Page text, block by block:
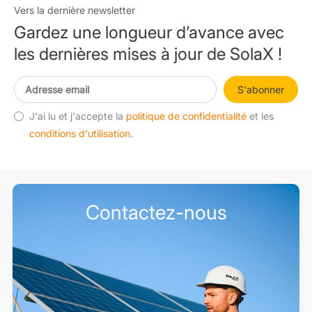
Vers la dernière newsletter
Gardez une longueur d’avance avec
les dernières mises à jour de SolaX !
S'abonner
J'ai lu et j'accepte la politique de confidentialité et les
conditions d'utilisation.
Contactez-nous